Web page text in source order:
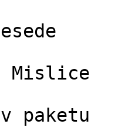
Mislice
paketu